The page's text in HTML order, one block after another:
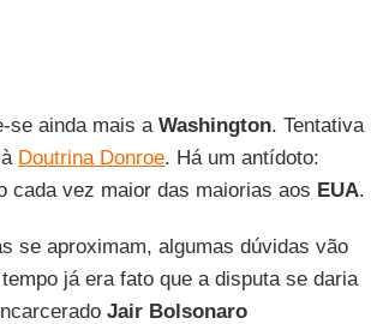
se ainda mais a Washington. Tentativa
Doutrina Donroe. Há um antídoto:
cada vez maior das maiorias aos EUA.
se aproximam, algumas dúvidas vão
já era fato que a disputa se daria
Jair Bolsonaro